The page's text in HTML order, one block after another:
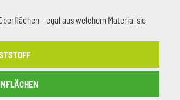
– egal aus welchem Material sie